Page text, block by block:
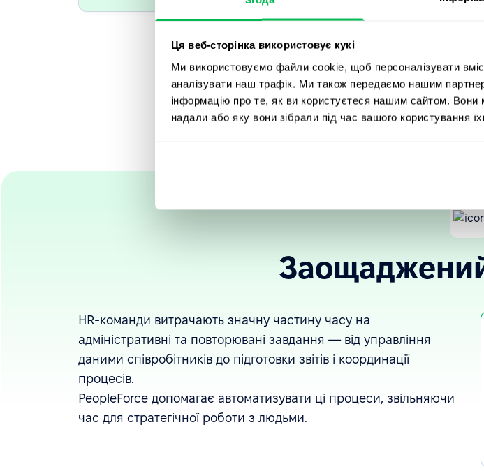
Ця веб-сторінка використовує кукі
Ми використовуємо файли cookie, щоб персоналізувати
аналізувати наш трафік. Ми також передаємо нашим
інформацію про те, як ви користуєтеся нашим сайтом. Вони
надали або яку вони зібрали під час вашого користування
Як інтерпретувати
HR-команди витрачають значну частину часу на
адміністративні та повторювані завдання — від управління
даними співробітників до підготовки звітів і координації
процесів.
PeopleForce допомагає автоматизувати ці процеси, звільняючи
час для стратегічної роботи з людьми.